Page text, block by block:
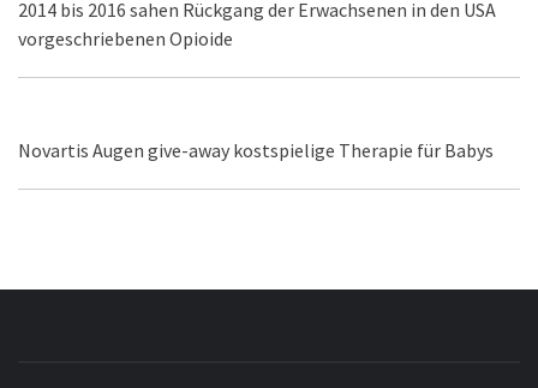
2014 bis 2016 sahen Rückgang der Erwachsenen in den USA
vorgeschriebenen Opioide
Novartis Augen give-away kostspielige Therapie für Babys